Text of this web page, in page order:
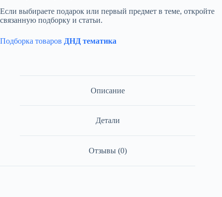
Если выбираете подарок или первый предмет в теме, откройте
связанную подборку и статьи.
Подборка товаров ДНД тематика
Описание
Детали
Отзывы (0)